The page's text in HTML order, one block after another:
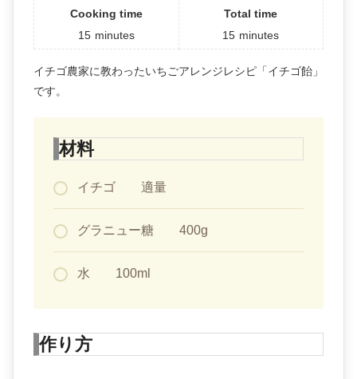
Cooking time
15 minutes
Total time
15 minutes
イチゴ農家に教わったいちごアレンジレシピ「イチゴ飴」
です。
材料
イチゴ 適量
グラニュー糖 400g
水 100ml
作り方